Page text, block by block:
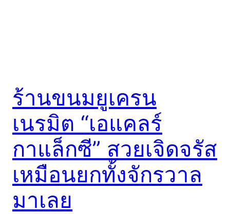
ร้านขนมยูเครน
เนรมิต “เอแคลร์
กาแล็กซี” สวยเจิดจรัส
เหมือนยกทั้งจักรวาล
มาเลย